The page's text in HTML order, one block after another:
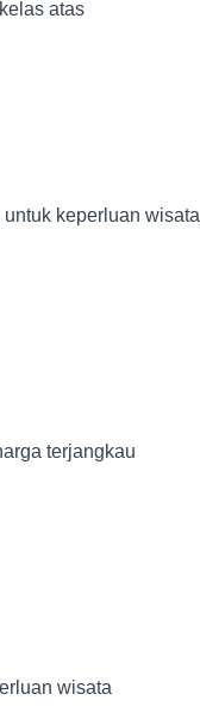
atas
keperluan wisata
terjangkau
wisata